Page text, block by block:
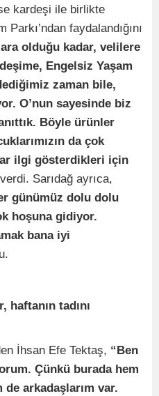
kardeşi ile birlikte
faydalandığını
olduğu kadar, velilere
Engelsiz Yaşam
zaman bile,
O’nun sayesinde biz
Böyle ürünler
da çok
ilgi gösterdikleri için
Sarıdağ ayrıca,
günümüz dolu dolu
hoşuna gidiyor.
bana iyi
tadını
İhsan Efe Tektaş, “Ben
Çünkü burada hem
de arkadaşlarım var.